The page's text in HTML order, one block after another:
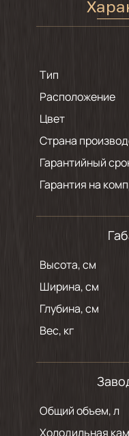
Тип
Расположение
Цвет
Страна
Гарантийный
Гарантия на
Высота, см
Ширина, см
Глубина, см
Вес, кг
Общий объем, л
Холодильная